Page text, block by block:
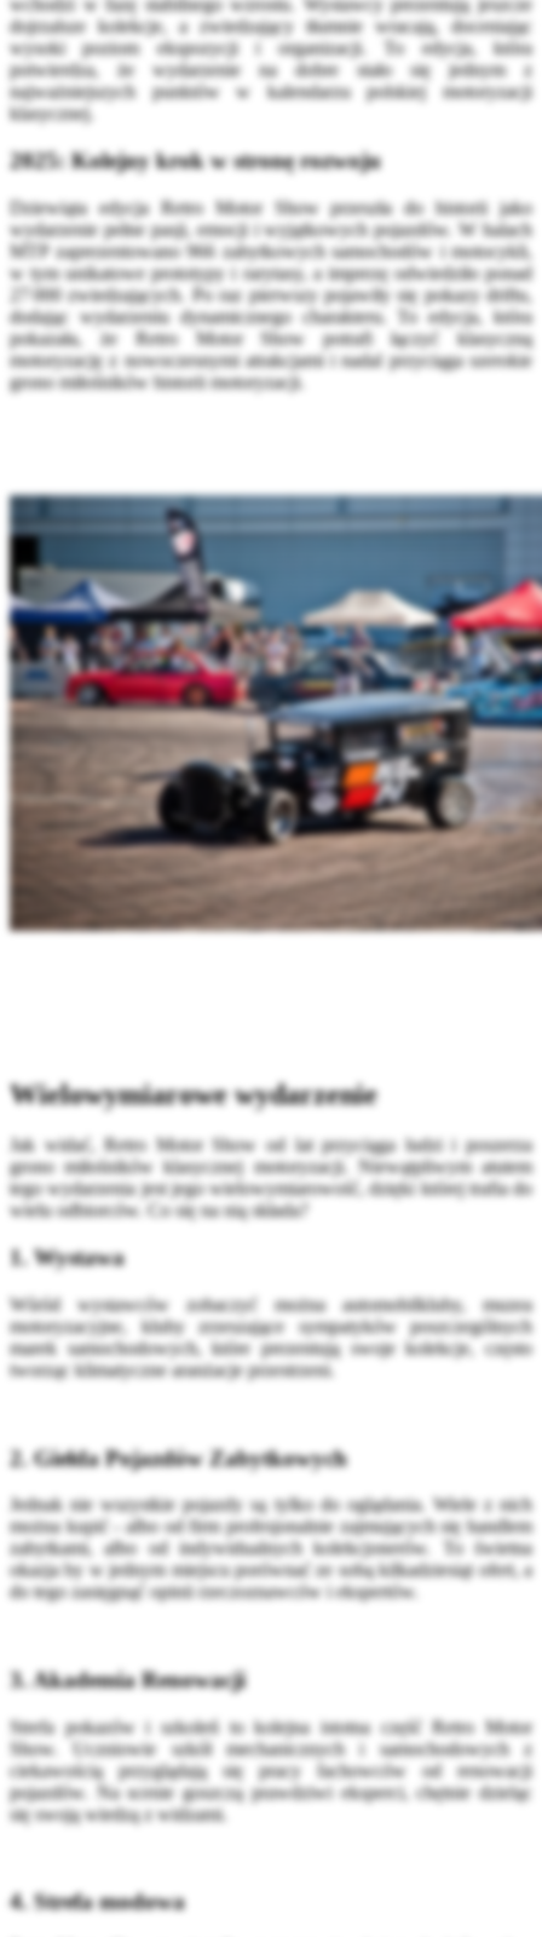
wchodzi w fazę stabilnego wzrostu. Wystawcy prezentują jeszcze
dojrzalsze kolekcje, a zwiedzający tłumnie wracają, doceniając
wysoki poziom ekspozycji i organizacji. To edycja, która
potwierdza, że wydarzenie na dobre stało się jednym z
najważniejszych punktów w kalendarzu polskiej motoryzacji
klasycznej.
2025: Kolejny krok w stronę rozwoju
Dziewiąta edycja Retro Motor Show przeszła do historii jako
wydarzenie pełne pasji, emocji i wyjątkowych pojazdów. W halach
MTP zaprezentowano 966 zabytkowych samochodów i motocykli,
w tym unikatowe prototypy i rarytasy, a imprezę odwiedziło ponad
27 000 zwiedzających. Po raz pierwszy pojawiły się pokazy driftu,
dodając wydarzeniu dynamicznego charakteru. To edycja, która
pokazała, że Retro Motor Show potrafi łączyć klasyczną
motoryzację z nowoczesnymi atrakcjami i nadal przyciąga szerokie
grono miłośników historii motoryzacji.
Wielowymiarowe wydarzenie
Jak widać, Retro Motor Show od lat przyciąga ludzi i poszerza
grono miłośników klasycznej motoryzacji. Niewątpliwym atutem
tego wydarzenia jest jego wielowymiarowość, dzięki której trafia do
wielu odbiorców. Co się na nią składa?
1. Wystawa
Wśród wystawców zobaczyć można automobilkluby, muzea
motoryzacyjne, kluby zrzeszające sympatyków poszczególnych
marek samochodowych, które prezentują swoje kolekcje, często
tworząc klimatyczne aranżacje przestrzeni.
2. Giełda Pojazdów Zabytkowych
Jednak nie wszystkie pojazdy są tylko do oglądania. Wiele z nich
można kupić - albo od firm profesjonalnie zajmujących się handlem
zabytkami, albo od indywidualnych kolekcjonerów. To świetna
okazja by w jednym miejscu porównać ze sobą kilkadziesiąt ofert, a
do tego zasięgnąć opinii rzeczoznawców i ekspertów.
3. Akademia Renowacji
Strefa pokazów i szkoleń to kolejna istotna część Retro Motor
Show. Uczniowie szkół mechanicznych i samochodowych z
ciekawością przyglądają się pracy fachowców od renowacji
pojazdów. Na scenie goszczą prawdziwi eksperci, chętnie dzieląc
się swoją wiedzą z widzami.
4. Strefa modowa